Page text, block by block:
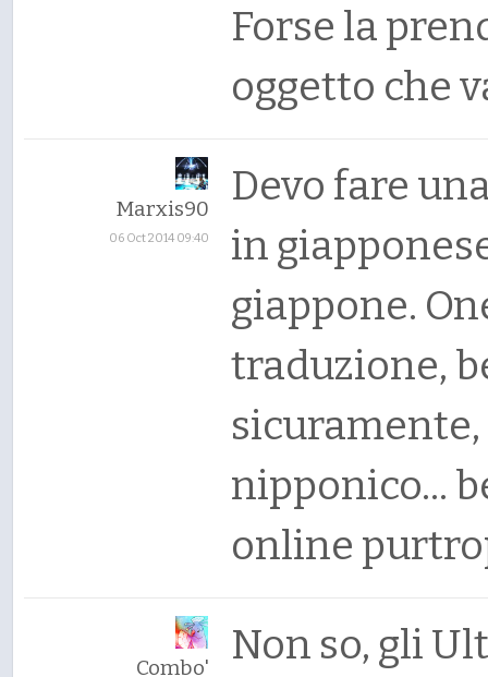
Forse la
oggetto che
Marxis90
06 Oct 2014 09:40
Devo fare
in
giappone.
traduzione,
nipponico...
online
Combo' Non so, gli